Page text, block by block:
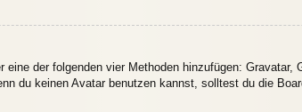
eine der folgenden vier Methoden hinzufügen:
du keinen Avatar benutzen kannst, solltest du die